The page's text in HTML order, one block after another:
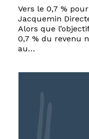
Vers le 0,7 %
Jacquemin
Alors que
0,7 % du revenu
au…